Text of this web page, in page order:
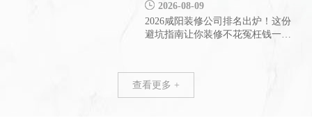
诺”作为选择装修公司的首要标准。
陕西建筑装饰协会的消费者满意度
数据也印证，那些能提供透明化服
2026-08-09
2026咸阳装修公司排名出炉！这份
避坑指南让你装修不花冤枉钱一份
纱。装修路上，选对公司就成功了
一半，而另一半则藏在那些不为人
知的细节与选择里。近期，咸阳装
查看更多 +